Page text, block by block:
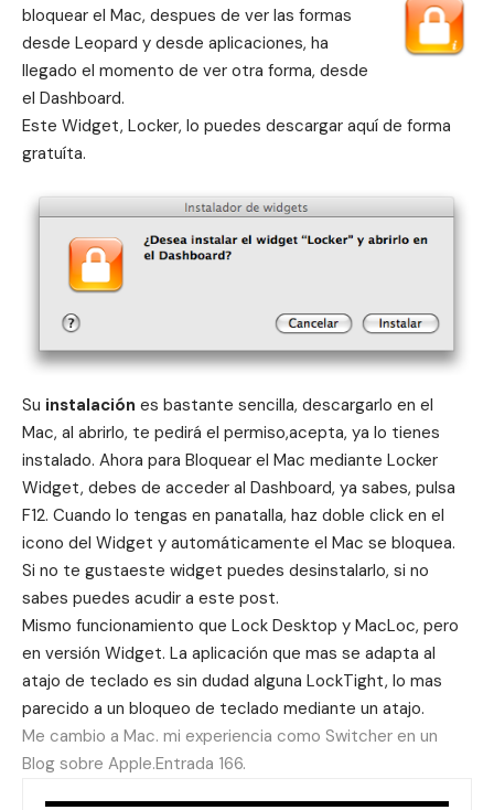
bloquear el Mac, despues de ver las formas
desde Leopard y desde aplicaciones, ha
llegado el momento de ver otra forma, desde
el Dashboard.
Este Widget, Locker, lo puedes descargar aquí de forma
gratuíta.
Su instalación es bastante sencilla, descargarlo en el
Mac, al abrirlo, te pedirá el permiso,acepta, ya lo tienes
instalado. Ahora para Bloquear el Mac mediante Locker
Widget, debes de acceder al Dashboard, ya sabes, pulsa
F12. Cuando lo tengas en panatalla, haz doble click en el
icono del Widget y automáticamente el Mac se bloquea.
Si no te gustaeste widget puedes desinstalarlo, si no
sabes puedes acudir a este post.
Mismo funcionamiento que Lock Desktop y MacLoc, pero
en versión Widget. La aplicación que mas se adapta al
atajo de teclado es sin dudad alguna LockTight, lo mas
parecido a un bloqueo de teclado mediante un atajo.
Me cambio a Mac. mi experiencia como Switcher en un
Blog sobre Apple.Entrada 166.